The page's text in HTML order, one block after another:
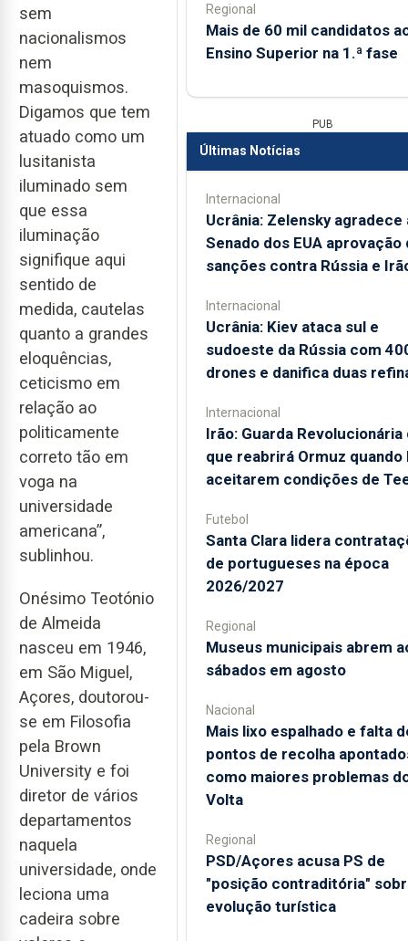
sem
nacionalismos
nem
masoquismos.
Digamos que tem
atuado como um
lusitanista
iluminado sem
que essa
iluminação
signifique aqui
sentido de
medida, cautelas
quanto a grandes
eloquências,
ceticismo em
relação ao
politicamente
correto tão em
voga na
universidade
americana”,
sublinhou.
Onésimo Teotónio
de Almeida
nasceu em 1946,
em São Miguel,
Açores, doutorou-
se em Filosofia
pela Brown
University e foi
diretor de vários
departamentos
naquela
universidade, onde
leciona uma
cadeira sobre
Regional
Mais de 60 mil candidatos
Ensino Superior na 1.ª fase
PUB
Últimas Notícias
Internacional
Ucrânia: Zelensky agradece
Senado dos EUA aprovação
sanções contra Rússia e
Internacional
Ucrânia: Kiev ataca sul e
sudoeste da Rússia com
drones e danifica duas
Internacional
Irão: Guarda Revolucionária
que reabrirá Ormuz quando
aceitarem condições de
Futebol
Santa Clara lidera
de portugueses na época
2026/2027
Regional
Museus municipais abrem
sábados em agosto
Nacional
Mais lixo espalhado e falta
pontos de recolha
como maiores problemas
Volta
Regional
PSD/Açores acusa PS de
"posição contraditória"
evolução turística